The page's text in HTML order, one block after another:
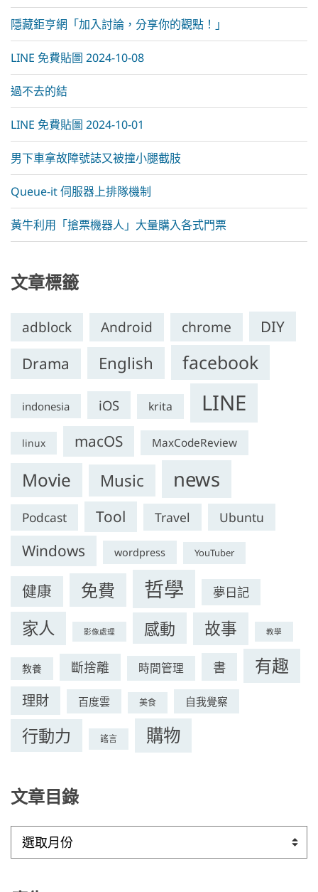
隱藏鉅亨網「加入討論，分享你的觀點！」
LINE 免費貼圖 2024-10-08
過不去的結
LINE 免費貼圖 2024-10-01
男下車拿故障號誌又被撞小腿截肢
Queue-it 伺服器上排隊機制
黃牛利用「搶票機器人」大量購入各式門票
文章標籤
adblock Android chrome
DIY
Drama
English facebook
indonesia iOS krita LINE
linux macOS MaxCodeReview
Movie Music news
Podcast Tool Travel Ubuntu
Windows wordpress YouTuber
健康 免費 哲學 夢日記
家人 影像處理 感動 故事 教學
教養 斷捨離 時間管理 書 有趣
理財 百度雲 美食 自我覺察
行動力 謠言 購物
文章目錄
目